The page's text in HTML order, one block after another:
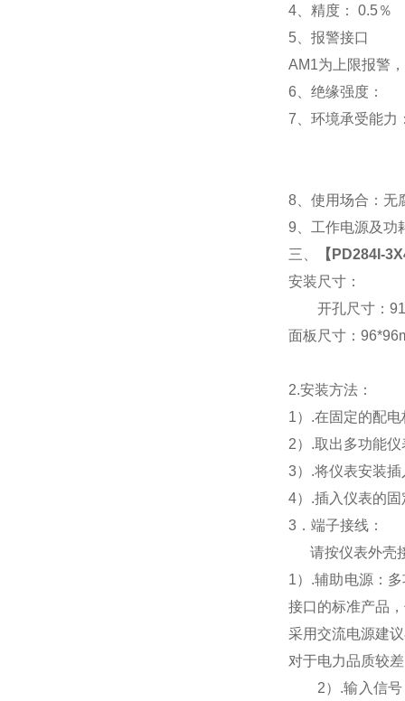
4 、精度： 0.5％
5
报警接口
AM1为上限报警
6
绝缘强度：
7
环境承受
8 、使用场合：
9 、工作电源及功
三、
【 PD284I-
安装尺寸：
开孔尺寸：
面板尺寸：
2.安装方法：
1）.在固定的配
2）.取出多功能
3）.将仪表安装
4）.插入仪表的
3 ．端子接线：
请按仪表外壳
1） .辅助电源：
接口的标准产品
采用交流电源建
对于电力品质较
2） .输入信